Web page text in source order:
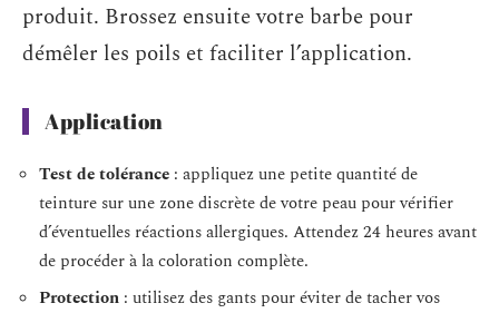
produit. Brossez ensuite votre barbe pour
démêler les poils et faciliter l’application.
Application
Test de tolérance : appliquez une petite quantité de
teinture sur une zone discrète de votre peau pour vérifier
d’éventuelles réactions allergiques. Attendez 24 heures avant
de procéder à la coloration complète.
Protection : utilisez des gants pour éviter de tacher vos